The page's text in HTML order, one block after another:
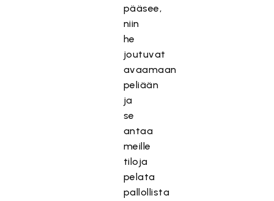
pääsee,
niin
he
joutuvat
avaamaan
peliään
ja
se
antaa
meille
tiloja
pelata
pallollista
n
e
e
t
t
y
,
k
o
s
k
a